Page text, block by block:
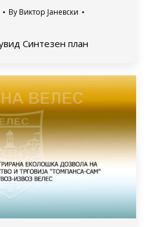
By Виктор Јаневски
Синтезен план